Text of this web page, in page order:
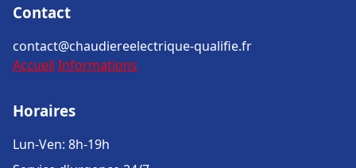
Contact
contact@chaudiereelectrique-qualifie.fr
Accueil Informations
Horaires
Lun-Ven: 8h-19h